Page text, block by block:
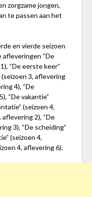
zorgzame jongen,
te passen aan het
en vierde seizoen
afleveringen “De
“De eerste keer”
(seizoen 3, aflevering
4), “De
“De vakantie”
(seizoen 4,
aflevering 2), “De
3), “De scheiding”
(seizoen 4,
4, aflevering 6).